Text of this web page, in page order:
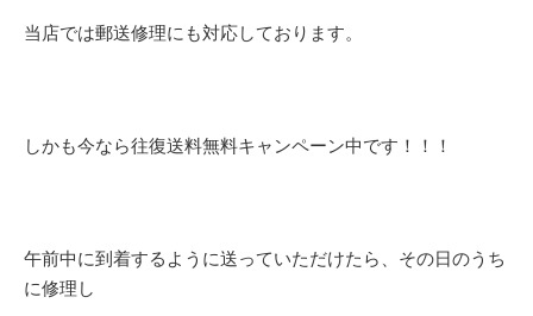
当店では郵送修理にも対応しております。
しかも今なら往復送料無料キャンペーン中です！！！
午前中に到着するように送っていただけたら、その日のうち
に修理し